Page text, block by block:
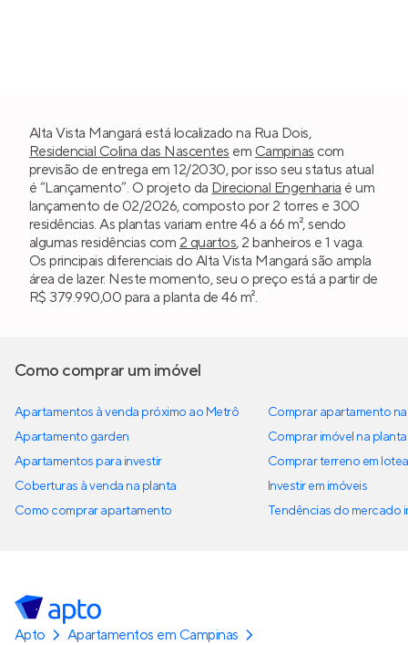
Alta Vista Mangará está localizado na Rua Dois,
Residencial Colina das Nascentes em Campinas com
previsão de entrega em 12/2030, por isso seu status atual
é “Lançamento”. O projeto da Direcional Engenharia é um
lançamento de 02/2026, composto por 2 torres e 300
residências. As plantas variam entre 46 a 66 m², sendo
algumas residências com 2 quartos, 2 banheiros e 1 vaga.
Os principais diferenciais do Alta Vista Mangará são ampla
área de lazer. Neste momento, seu o preço está a partir de
R$ 379.990,00 para a planta de 46 m².
Como comprar um imóvel
Apartamentos à venda próximo ao Metrô
Apartamento garden
Apartamentos para investir
Coberturas à venda na planta
Como comprar apartamento
Comprar apartamento
Comprar imóvel na planta
Comprar terreno em
Investir em imóveis
Tendências do mercado
Apto
Apartamentos em Campinas